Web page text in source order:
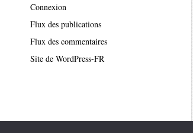
Connexion
Flux des publications
Flux des commentaires
Site de WordPress-FR